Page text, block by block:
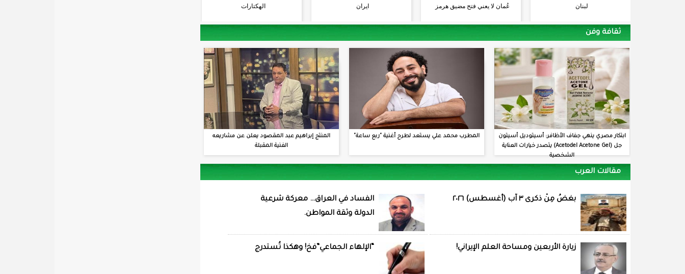
لبنان
عُمان لا يعني فتح مضيق هرمز
ايران
الهكتارات
ثقافة وفن
ابتكار مصري ينهي جفاف الأظافر: أسيتوديل أسيتون
جل (Acetodel Acetone Gel) يتصدر خيارات العناية
الشخصية
المطرب محمد علي يستعد لطرح أغنية "ربع ساعة"
المنتج إبراهيم عبد المقصود يعلن عن مشاريعه
الفنية المقبلة
مقالات العرب
بغضُ مِنْ ذكرى ٣ آب (أغسطس) ٢٠٢٦
الفساد في العراق… معركة شرعية
الدولة وثقة المواطن.
زيارة الأربعين ومساحة العلم الإيراني! “الإلهاء الجماعي”فخ! وهكذا تُستدرج